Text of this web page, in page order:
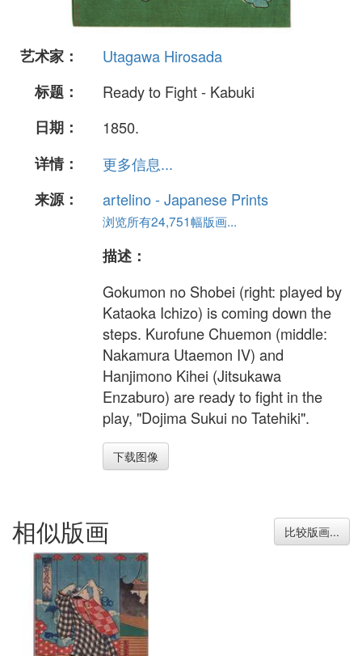
艺术家：
Utagawa Hirosada
标题：
Ready to Fight - Kabuki
日期：
1850.
详情：
更多信息...
来源：
artelino - Japanese Prints
浏览所有24,751幅版画...
描述：
Gokumon no Shobei (right: played by
Kataoka Ichizo) is coming down the
steps. Kurofune Chuemon (middle:
Nakamura Utaemon IV) and
Hanjimono Kihei (Jitsukawa
Enzaburo) are ready to fight in the
play, "Dojima Sukui no Tatehiki".
下载图像
相似版画 比较版画...